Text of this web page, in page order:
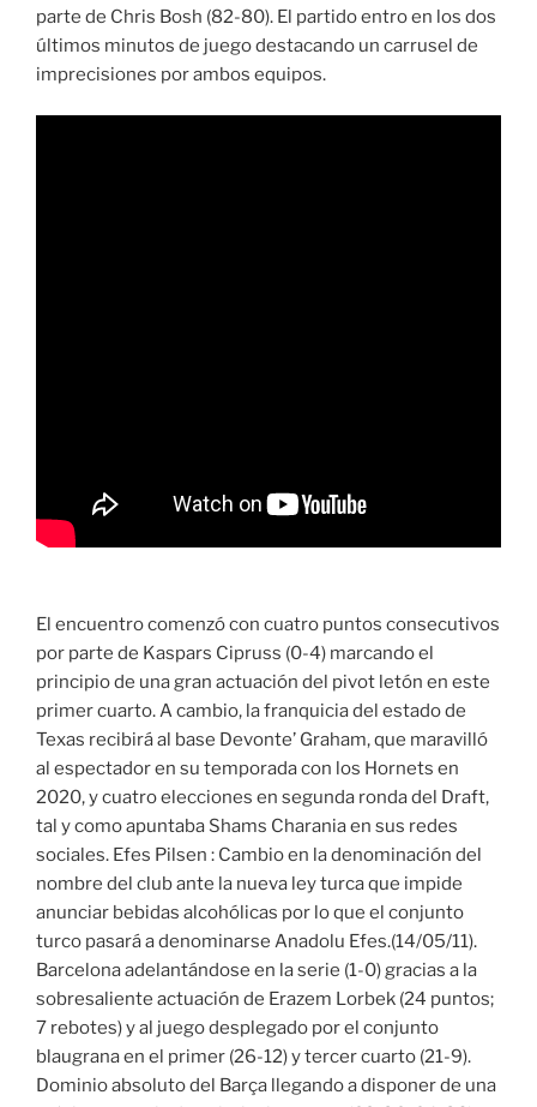
parte de Chris Bosh (82-80). El partido entro en los dos
últimos minutos de juego destacando un carrusel de
imprecisiones por ambos equipos.
El encuentro comenzó con cuatro puntos consecutivos
por parte de Kaspars Cipruss (0-4) marcando el
principio de una gran actuación del pivot letón en este
primer cuarto. A cambio, la franquicia del estado de
Texas recibirá al base Devonte’ Graham, que maravilló
al espectador en su temporada con los Hornets en
2020, y cuatro elecciones en segunda ronda del Draft,
tal y como apuntaba Shams Charania en sus redes
sociales. Efes Pilsen : Cambio en la denominación del
nombre del club ante la nueva ley turca que impide
anunciar bebidas alcohólicas por lo que el conjunto
turco pasará a denominarse Anadolu Efes.(14/05/11).
Barcelona adelantándose en la serie (1-0) gracias a la
sobresaliente actuación de Erazem Lorbek (24 puntos;
7 rebotes) y al juego desplegado por el conjunto
blaugrana en el primer (26-12) y tercer cuarto (21-9).
Dominio absoluto del Barça llegando a disponer de una